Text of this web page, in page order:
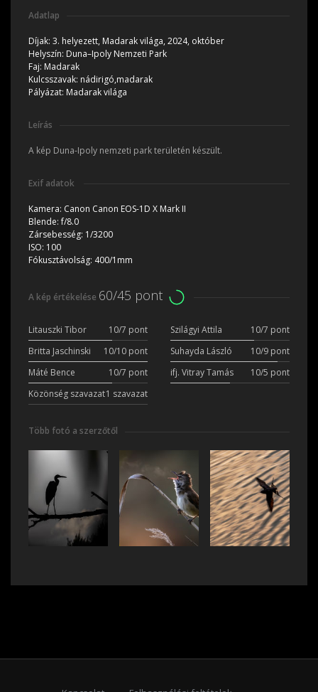
Adatlap
Díjak: 3. helyezett, Madarak világa, 2024, október
Helyszín: Duna–Ipoly Nemzeti Park
Faj: Madarak
Kulcsszavak: nádirigó,madarak
Pályázat: Madarak világa
Leírás
A kép Duna-Ipoly nemzeti park területén készült.
Exif adatok
Kamera: Canon Canon EOS-1D X Mark II
Blende:f/8.0
Zársebesség: 1/3200
ISO: 100
Fókusztávolság: 400/1mm
A kép értékelése 60/45 pont
Litauszki Tibor 10/7 pont Szilágyi Attila
10/7 pont
Britta Jaschinski
10/10 pont Suhayda László
10/9 pont
Máté Bence
10/7 pont ifj. Vitray Tamás
10/5 pont
Közönség szavazat1 szavazat
Több fotó a szerzőtől